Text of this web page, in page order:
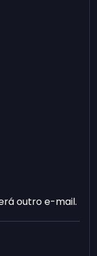
outro e-mail.